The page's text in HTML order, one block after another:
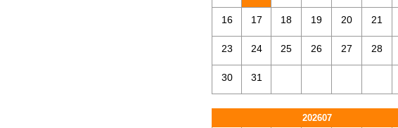
16 17 18 19 20 21
23 24 25 26 27 28
30 31
202607